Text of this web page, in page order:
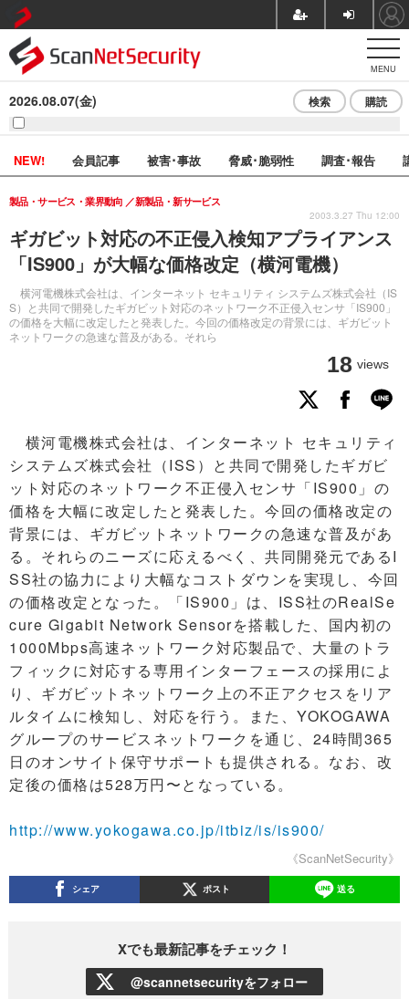
MENU
2026.08.07(金) 検索 購読
NEW! 会員記事 被害･事故 脅威･脆弱性 調査･報告
ギガビット対応の不正侵入検知アプライアンス
「IS900」が大幅な価格改定（横河電機）
横河電機株式会社は、インターネット セキュリティ システムズ株式会社（IS
S）と共同で開発したギガビット対応のネットワーク不正侵入センサ「IS900」
の価格を大幅に改定したと発表した。今回の価格改定の背景には、ギガビット
ネットワークの急速な普及がある。それら
製品・サービス・業界動向 新製品・新サービス
18 views
2003.3.27 Thu 12:00
横河電機株式会社は、インターネット セキュリティ
システムズ株式会社（ISS）と共同で開発したギガビ
ット対応のネットワーク不正侵入センサ「IS900」の
価格を大幅に改定したと発表した。今回の価格改定の
背景には、ギガビットネットワークの急速な普及があ
る。それらのニーズに応えるべく、共同開発元であるI
SS社の協力により大幅なコストダウンを実現し、今回
の価格改定となった。「IS900」は、ISS社のRealSe
cure Gigabit Network Sensorを搭載した、国内初の
1000Mbps高速ネットワーク対応製品で、大量のトラ
フィックに対応する専用インターフェースの採用によ
り、ギガビットネットワーク上の不正アクセスをリア
ルタイムに検知し、対応を行う。また、YOKOGAWA
グループのサービスネットワークを通じ、24時間365
日のオンサイト保守サポートも提供される。なお、改
定後の価格は528万円〜となっている。
http://www.yokogawa.co.jp/itbiz/is/is900/
《ScanNetSecurity》
シェア ポスト 送る
Xでも最新記事をチェック！
@scannetsecurityをフォロー